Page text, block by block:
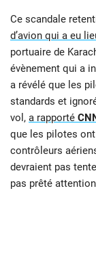
Ce scandale
d’avion qui a eu
portuaire de
évènement qui a
a révélé que les
standards et
vol, a rapporté
que les pilotes
contrôleurs
devraient pas
pas prêté